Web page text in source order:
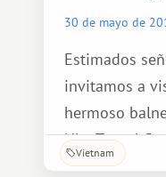
30 de mayo de
Estimados
invitamos a
hermoso
Nha Trang!
suizos", el
Vietnam